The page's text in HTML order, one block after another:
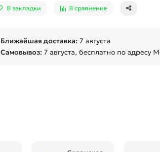
В закладки В сравнение
Ближайшая доставка: 7 августа
Самовывоз: 7 августа, бесплатно по адресу